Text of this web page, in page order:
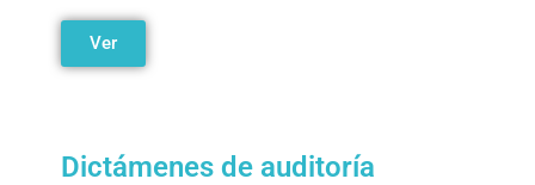
Ver
Dictámenes de auditoría